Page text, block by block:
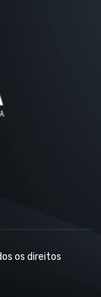
os direitos